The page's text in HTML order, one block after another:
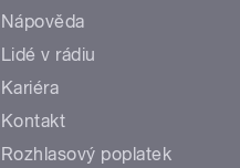
Nápověda
Lidé v rádiu
Kariéra
Kontakt
Rozhlasový poplatek